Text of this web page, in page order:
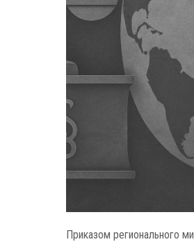
Приказом регионального